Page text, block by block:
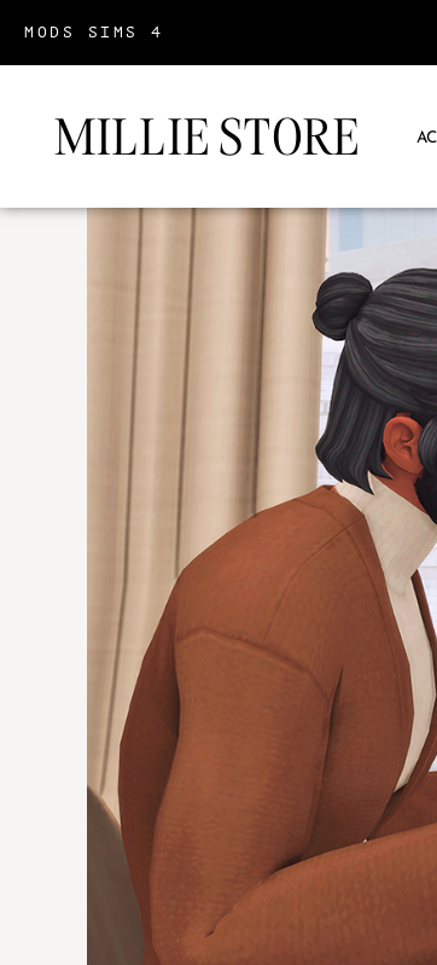
MODS SIMS 4
MILLIE STORE